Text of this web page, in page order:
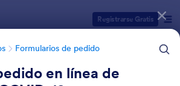
Registrarse Gratis
Formularios de pedido
en línea de